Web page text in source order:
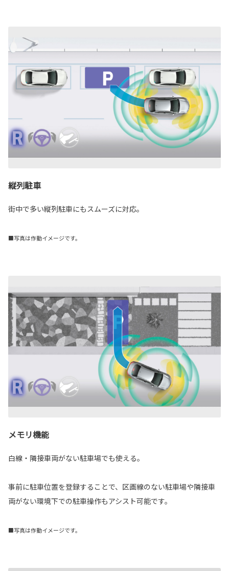
縦列駐車
街中で多い縦列駐車にもスムーズに対応。
■写真は作動イメージです。
メモリ機能
白線・隣接車両がない駐車場でも使える。
事前に駐車位置を登録することで、区画線のない駐車場や隣接車
両がない環境下での駐車操作もアシスト可能です。
■写真は作動イメージです。